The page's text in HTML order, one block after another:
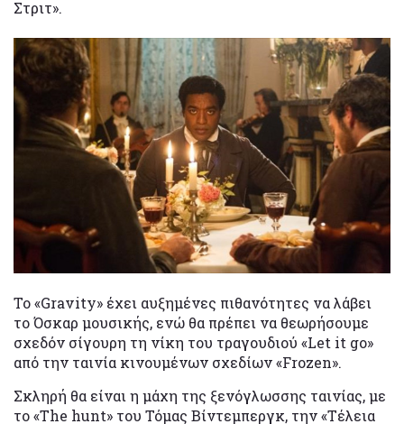
Στριτ».
Το «Gravity» έχει αυξημένες πιθανότητες να λάβει
το Όσκαρ μουσικής, ενώ θα πρέπει να θεωρήσουμε
σχεδόν σίγουρη τη νίκη του τραγουδιού «Let it go»
από την ταινία κινουμένων σχεδίων «Frozen».
Σκληρή θα είναι η μάχη της ξενόγλωσσης ταινίας, με
το «The hunt» του Τόμας Βίντεμπεργκ, την «Τέλεια